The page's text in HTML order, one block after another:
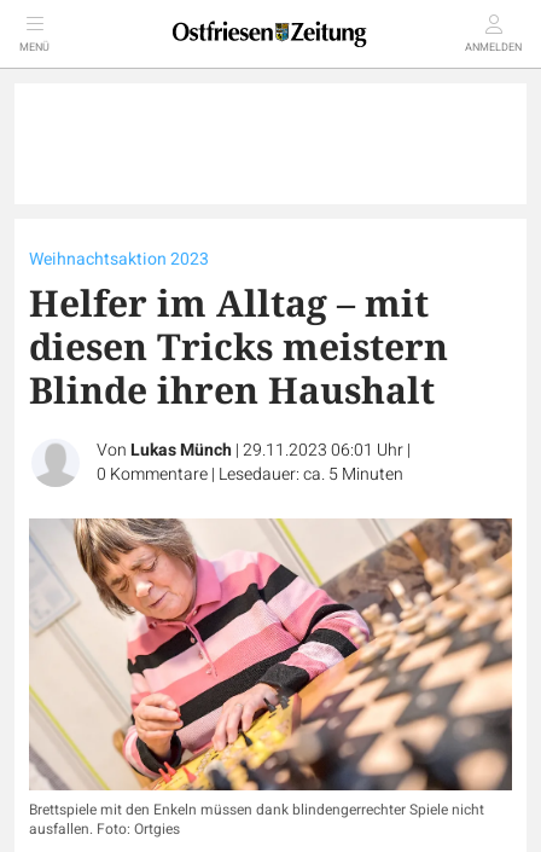
MENÜ ANMELDEN
Weihnachtsaktion 2023
Helfer im Alltag – mit
diesen Tricks meistern
Blinde ihren Haushalt
VonLukas Münch|29.11.2023 06:01 Uhr|
0 Kommentare| Lesedauer: ca. 5 Minuten
Brettspiele mit den Enkeln müssen dank blindengerrechter Spiele nicht
ausfallen. Foto: Ortgies